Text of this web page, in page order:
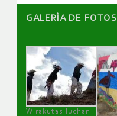
GALERÌA DE FOTOS
Wirakutas luchan